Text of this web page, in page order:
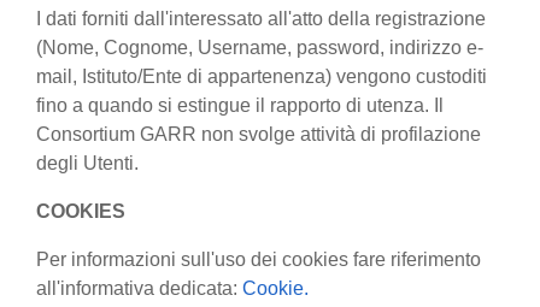
I dati forniti dall'interessato all'atto della registrazione
(Nome, Cognome, Username, password, indirizzo e-
mail, Istituto/Ente di appartenenza) vengono custoditi
fino a quando si estingue il rapporto di utenza. Il
Consortium GARR non svolge attività di profilazione
degli Utenti.
COOKIES
Per informazioni sull'uso dei cookies fare riferimento
all'informativa dedicata: Cookie.